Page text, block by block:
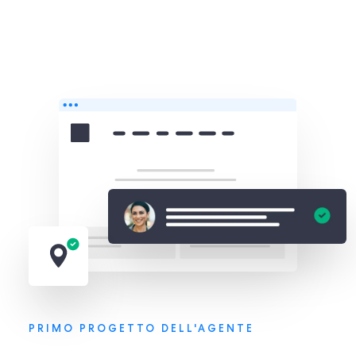
PRIMO PROGETTO DELL'AGENTE